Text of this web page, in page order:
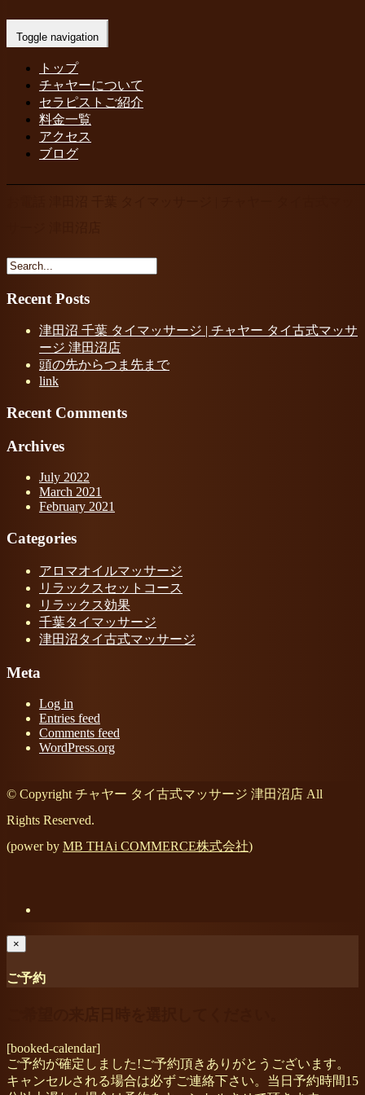
Toggle navigation
トップ
チャヤーについて
セラピストご紹介
料金一覧
アクセス
ブログ
お電話 津田沼 千葉 タイマッサージ | チ
Home --お電話 津田沼 千葉…
Recent Posts
津田沼 千葉 タイマッサージ | チャヤー タイ古式マッサ
ージ 津田沼店
頭の先からつま先まで
link
Recent Comments
Archives
July 2022
March 2021
February 2021
Categories
アロマオイルマッサージ
リラックスセットコース
リラックス効果
千葉タイマッサージ
津田沼タイ古式マッサージ
Meta
Log in
Entries feed
Comments feed
WordPress.org
© Copyright チャヤー タイ古式マッサージ 津田沼店 All
Rights Reserved.
(power by MB THAi COMMERCE株式会社)
×
ご予約
[booked-calendar]
ご予約が確定しました!ご予約頂きありがとうございます。
キャンセルされる場合は必ずご連絡下さい。当日予約時間15